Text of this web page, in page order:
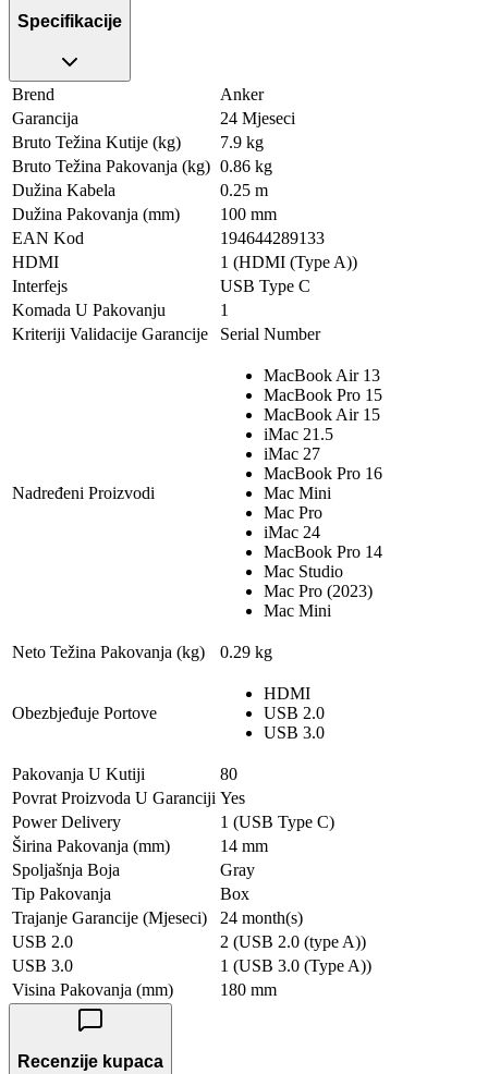
Specifikacije
Brend
Anker
Garancija
24 Mjeseci
Bruto Težina Kutije (kg)
7.9 kg
Bruto Težina Pakovanja (kg) 0.86 kg
Dužina Kabela
0.25 m
Dužina Pakovanja (mm)
100 mm
EAN Kod
194644289133
HDMI
1 (HDMI (Type A))
Interfejs
USB Type C
Komada U Pakovanju
1
Kriteriji Validacije Garancije
Serial Number
Nadređeni Proizvodi
MacBook Air 13
MacBook Pro 15
MacBook Air 15
iMac 21.5
iMac 27
MacBook Pro 16
Mac Mini
Mac Pro
iMac 24
MacBook Pro 14
Mac Studio
Mac Pro (2023)
Mac Mini
Neto Težina Pakovanja (kg) 0.29 kg
Obezbjeđuje Portove
HDMI
USB 2.0
USB 3.0
Pakovanja U Kutiji
80
Povrat Proizvoda U Garanciji Yes
Power Delivery
1 (USB Type C)
Širina Pakovanja (mm)
14 mm
Spoljašnja Boja
Gray
Tip Pakovanja
Box
Trajanje Garancije (Mjeseci)
24 month(s)
USB 2.0
2 (USB 2.0 (type A))
USB 3.0
1 (USB 3.0 (Type A))
Visina Pakovanja (mm)
180 mm
Recenzije kupaca